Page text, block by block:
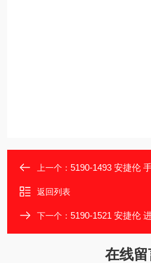
上一个： 5190-1493 安捷伦
返回列表
下一个： 5190-1521 安捷伦
在线留